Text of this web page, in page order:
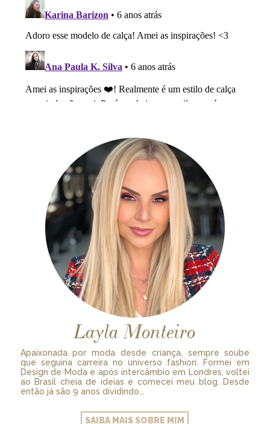
Layla Monteiro
Apaixonada por moda desde criança, sempre soube
que seguiria carreira no universo fashion. Formei em
Design de Moda e após intercâmbio em Londres, voltei
ao Brasil cheia de ideias e comecei meu blog. Desde
então já são 9 anos dividindo...
SAIBA MAIS SOBRE MIM